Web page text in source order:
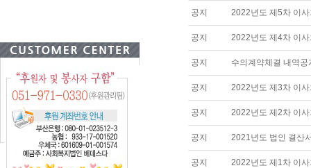
공지 2022년도 제5차 이
공지 2022년도 제4차 이
공지 수의계약체결 내역
공지 2022년도 제3차 이
공지 2022년도 제2차 이
공지 2021년도 법인 결산
공지 2022년도 제1차 이